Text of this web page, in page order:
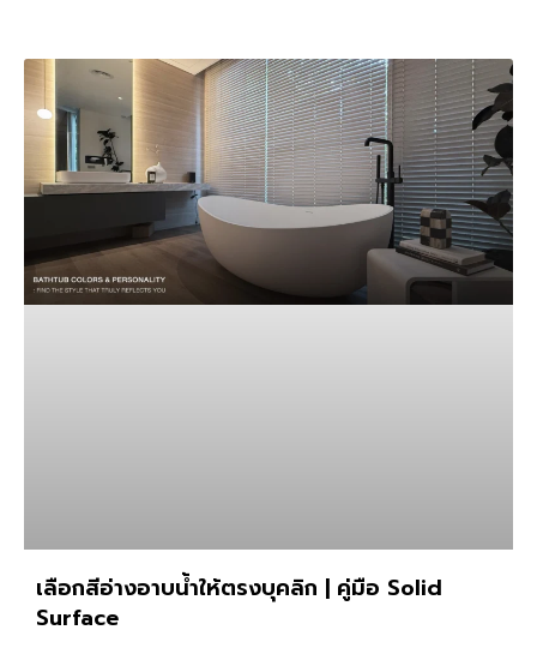
เลือกสีอ่างอาบน้ำให้ตรงบุคลิก | คู่มือ Solid
Surface